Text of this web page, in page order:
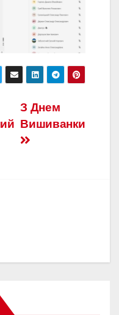
З Днем
Вишиванки